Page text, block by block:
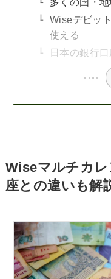
Wiseデビッ
使える
日本の銀行
Wiseマルチカレ
座との違いも解